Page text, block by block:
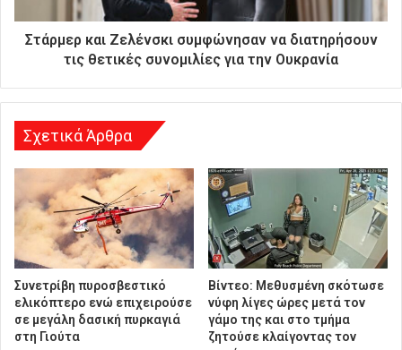
ν
Στάρμερ και Ζελένσκι συμφώνησαν να διατηρήσουν
τις θετικές συνομιλίες για την Ουκρανία
Σχετικά Άρθρα
Συνετρίβη πυροσβεστικό
ελικόπτερο ενώ επιχειρούσε
σε μεγάλη δασική πυρκαγιά
στη Γιούτα
Βίντεο: Μεθυσμένη σκότωσε
νύφη λίγες ώρες μετά τον
γάμο της και στο τμήμα
ζητούσε κλαίγοντας τον